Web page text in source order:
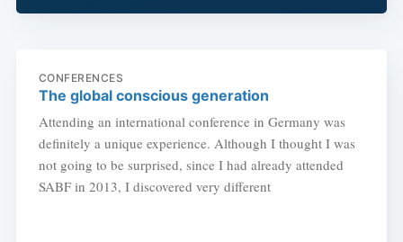
CONFERENCES
The global conscious generation
Attending an international conference in Germany was
definitely a unique experience. Although I thought I was
not going to be surprised, since I had already attended
SABF in 2013, I discovered very different